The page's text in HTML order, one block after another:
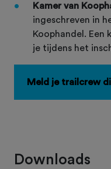
Kamer van
ingeschreven in
Koophandel. Een
je tijdens het
Meld je trailcrew
Downloads